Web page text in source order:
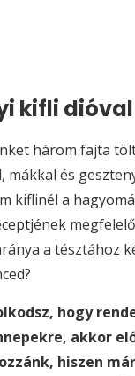
kifli
három fajta
mákkal és
kiflinél a
a tésztához
hogy
akkor
hiszen már